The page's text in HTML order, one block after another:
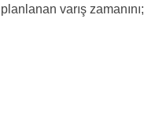
varış zamanını;